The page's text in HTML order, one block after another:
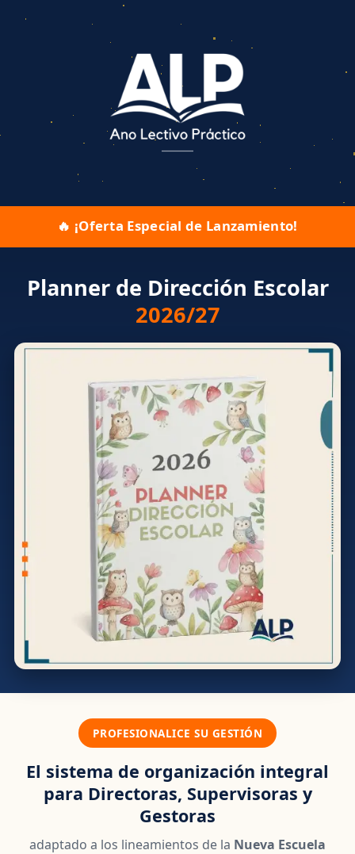
🔥 ¡Oferta Especial de Lanzamiento!
Planner de Dirección Escolar
2026/27
PROFESIONALICE SU GESTIÓN
El sistema de organización integral
para Directoras, Supervisoras y
Gestoras
adaptado a los lineamientos de la Nueva Escuela